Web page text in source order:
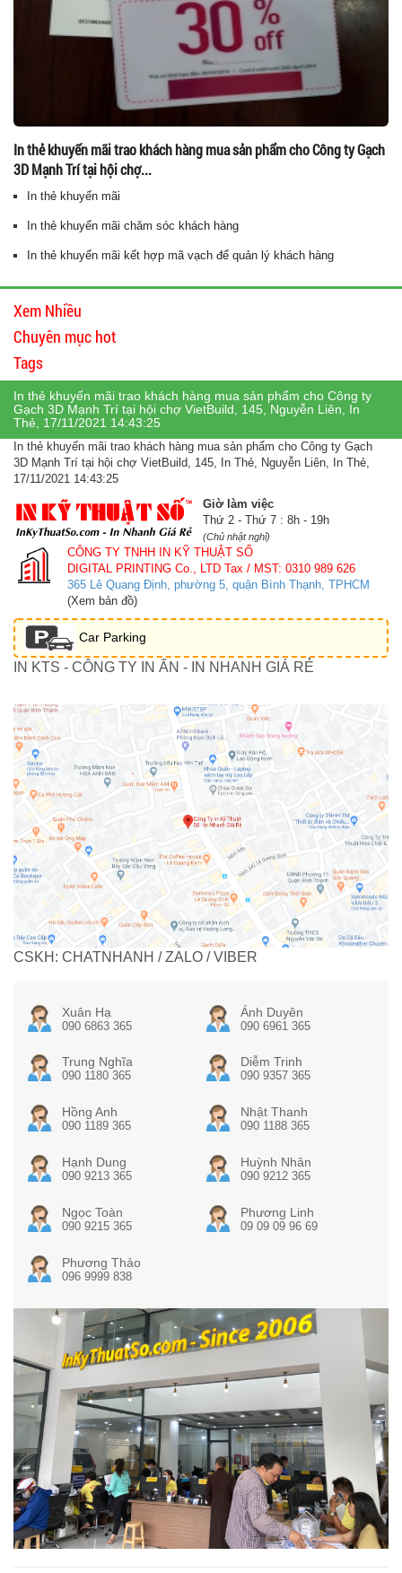
In thẻ khuyến mãi trao khách hàng mua sản phẩm cho Công ty Gạch
3D Mạnh Trí tại hội chợ...
In thẻ khuyến mãi
In thẻ khuyến mãi chăm sóc khách hàng
In thẻ khuyến mãi kết hợp mã vạch để quản lý khách hàng
Xem Nhiều
Chuyên mục hot
Tags
In thẻ khuyến mãi trao khách hàng mua sản phẩm cho Công ty
Gạch 3D Mạnh Trí tại hội chợ VietBuild, 145, Nguyễn Liên, In
Thẻ, 17/11/2021 14:43:25
In thẻ khuyến mãi trao khách hàng mua sản phẩm cho Công ty Gạch
3D Mạnh Trí tại hội chợ VietBuild, 145, In Thẻ, Nguyễn Liên, In Thẻ,
17/11/2021 14:43:25
Giờ làm việc
Thứ 2 - Thứ 7 : 8h - 19h
(Chủ nhật nghỉ)
CÔNG TY TNHH IN KỸ THUẬT SỐ
DIGITAL PRINTING Co., LTD Tax / MST: 0310 989 626
365 Lê Quang Định, phường 5, quận Bình Thạnh, TPHCM
(Xem bản đồ)
Car Parking
IN KTS - CÔNG TY IN ẤN - IN NHANH GIÁ RẺ
CSKH: CHATNHANH / ZALO / VIBER
Xuân Hạ
090 6863 365
Ánh Duyên
090 6961 365
Trung Nghĩa
090 1180 365
Diễm Trinh
090 9357 365
Hồng Anh
090 1189 365
Nhật Thanh
090 1188 365
Hạnh Dung
090 9213 365
Huỳnh Nhân
090 9212 365
Ngọc Toàn
090 9215 365
Phương Linh
09 09 09 96 69
Phương Thảo
096 9999 838